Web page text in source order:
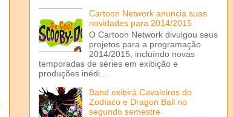
Cartoon Network anuncia suas
novidades para 2014/2015
O Cartoon Network divulgou seus
projetos para a programação
2014/2015, incluíndo novas
temporadas de séries em exibição e
produções inédi...
Band exibirá Cavaleiros do
Zodíaco e Dragon Ball no
segundo semestre